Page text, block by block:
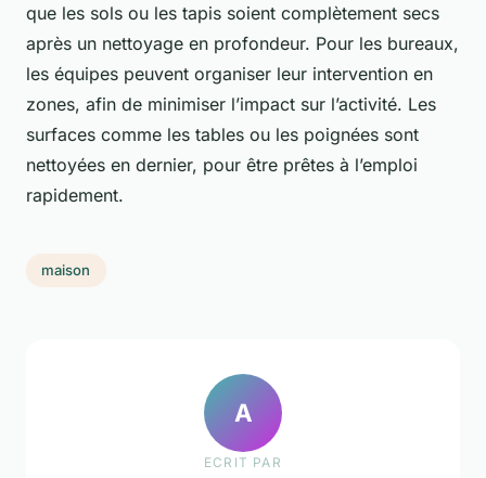
que les sols ou les tapis soient complètement secs
après un nettoyage en profondeur. Pour les bureaux,
les équipes peuvent organiser leur intervention en
zones, afin de minimiser l’impact sur l’activité. Les
surfaces comme les tables ou les poignées sont
nettoyées en dernier, pour être prêtes à l’emploi
rapidement.
maison
A
ECRIT PAR